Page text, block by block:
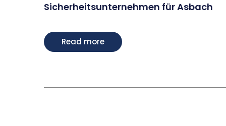
Sicherheitsunternehmen für Asbach
Read more